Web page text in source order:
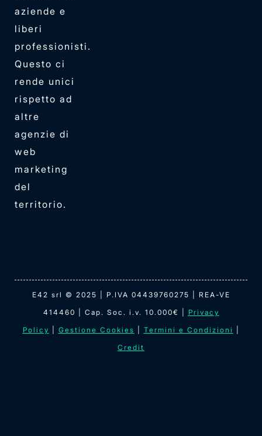
aziende e
liberi
professionisti.
Questo ci
rende unici
rispetto ad
altre
agenzie di
web
marketing
del
territorio.
E42 srl © 2025 | P.IVA 04439760275 | REA-VE
414460 | Cap. Soc. i.v. 10.000€ | Privacy
Policy
Gestione Cookies Termini e Condizioni
Credit